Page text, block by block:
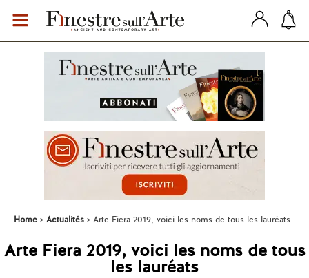
Home Actualités Arte Fiera 2019, voici les noms de tous les lauréats
Arte Fiera 2019, voici les noms de tous
les lauréats